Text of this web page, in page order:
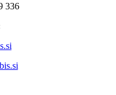
336